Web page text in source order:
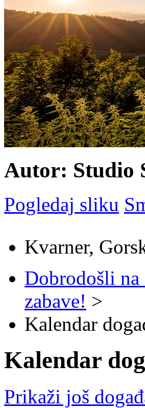
Autor: Studio
Pogledaj sliku
Kvarner,
Dobrodošli na
zabave! >
Kalendar
Kalendar
Prikaži još